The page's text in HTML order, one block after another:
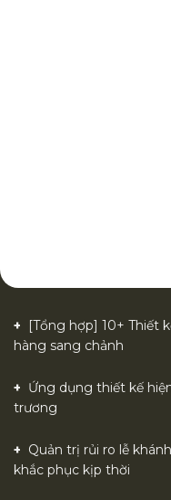
[Tổng hợp] 10+ Thiết
hàng sang chảnh
Ứng dụng thiết kế
trương
Quản trị rủi ro lễ
khắc phục kịp thời